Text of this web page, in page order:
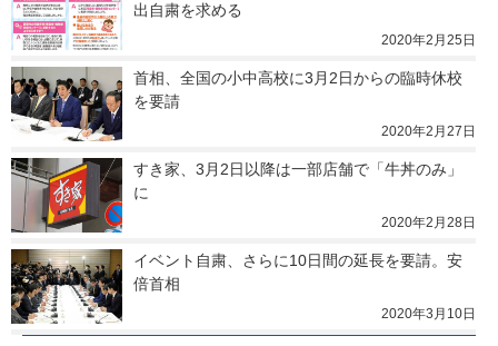
出自粛を求める
2020年2月25日
首相、全国の小中高校に3月2日からの臨時休校
を要請
2020年2月27日
すき家、3月2日以降は一部店舗で「牛丼のみ」
に
2020年2月28日
イベント自粛、さらに10日間の延長を要請。安
倍首相
2020年3月10日